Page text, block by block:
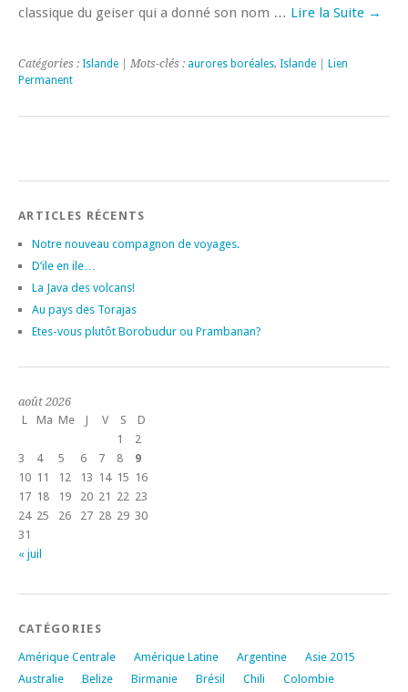
classique du geiser qui a donné son nom … Lire la Suite →
Catégories : Islande | Mots-clés : aurores boréales, Islande
Lien
Permanent
ARTICLES RÉCENTS
Notre nouveau compagnon de voyages.
D’ile en ile…
La Java des volcans!
Au pays des Torajas
Etes-vous plutôt Borobudur ou Prambanan?
août 2026
L
Ma Me J V S D
« juil
1
2
3
4 5 6 7 8
9
10 11 12 13 14 15 16
17 18 19 20 21 22 23
24 25 26 27 28 29 30
31
CATÉGORIES
Amérique Centrale Amérique Latine Argentine
Asie 2015
Australie
Belize Birmanie Brésil Chili
Colombie